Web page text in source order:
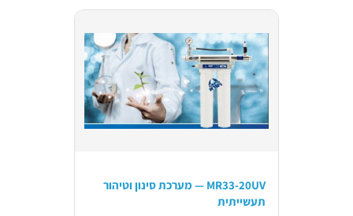
MR33-20UV — מערכת סינון וטיהור
תעשייתית